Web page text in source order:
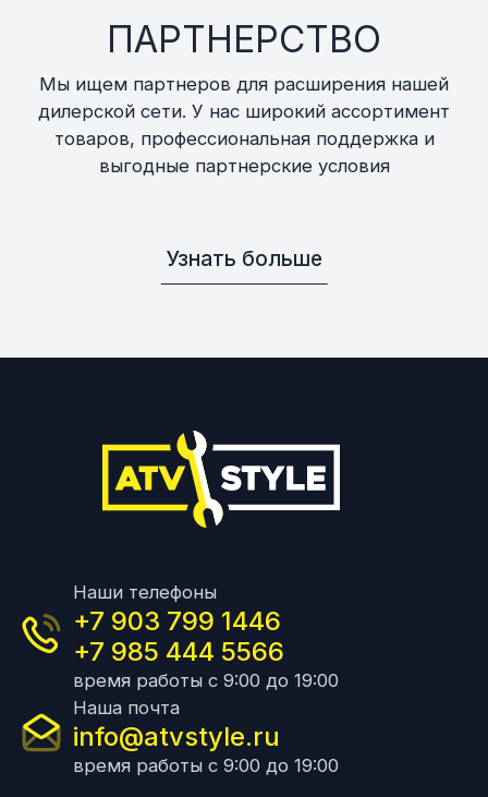
ПАРТНЕРСТВО
Мы ищем партнеров для расширения нашей
дилерской сети. У нас широкий ассортимент
товаров, профессиональная поддержка и
выгодные партнерские условия
Узнать больше
Наши телефоны
+7 903 799 1446
+7 985 444 5566
время работы с 9:00 до 19:00
Наша почта
info@atvstyle.ru
время работы с 9:00 до 19:00